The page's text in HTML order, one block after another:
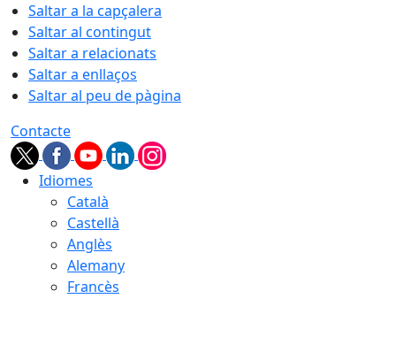
Saltar a la capçalera
Saltar al contingut
Saltar a relacionats
Saltar a enllaços
Saltar al peu de pàgina
Contacte
Idiomes
Català
Castellà
Anglès
Alemany
Francès